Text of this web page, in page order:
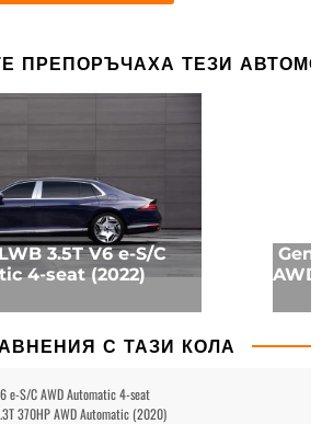
ПРЕПОРЪЧАХА ТЕЗИ
3.5T V6 e-S/C
4-seat (2022)
С ТАЗИ КОЛА
e-S/C AWD Automatic 4-seat
370HP AWD Automatic (2020)